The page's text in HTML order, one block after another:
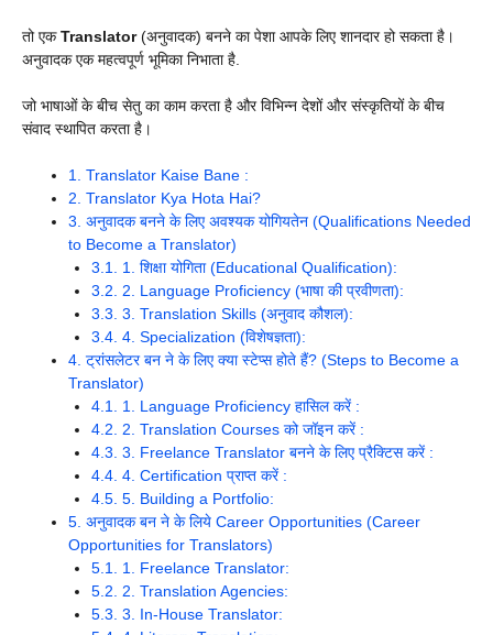
तो एकTranslator(अनुवादक) बनने का पेशा आपके लिए शानदार हो सकता है।
अनुवादक एक महत्वपूर्ण भूमिका निभाता है.
जो भाषाओं के बीच सेतु का काम करता है और विभिन्न देशों और संस्कृतियों के बीच
संवाद स्थापित करता है।
1.
Translator Kaise Bane :
2. Translator Kya Hota Hai?
3. अनुवादक बनने के लिए अवश्यक योगियतेन (Qualifications Needed
to Become a Translator)
3.1.
1. शिक्षा योगिता (Educational Qualification):
3.2.
2. Language Proficiency (भाषा की प्रवीणता):
3.3. 3. Translation Skills (अनुवाद कौशल):
3.4. 4. Specialization (विशेषज्ञता):
4. ट्रांसलेटर बन ने के लिए क्या स्टेप्स होते हैं? (Steps to Become a
Translator)
4.1.
1. Language Proficiency हासिल करें :
4.2.
2. Translation Courses को जॉइन करें :
4.3. 3. Freelance Translator बनने के लिए प्रैक्टिस करें :
4.4. 4. Certification प्राप्त करें :
4.5. 5. Building a Portfolio:
5. अनुवादक बन ने के लिये Career Opportunities (Career
Opportunities for Translators)
5.1.
1. Freelance Translator:
5.2.
2. Translation Agencies:
5.3. 3. In-House Translator: